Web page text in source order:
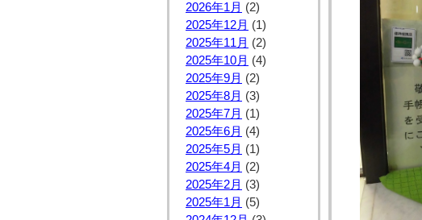
2026年1月 (2)
2025年12月 (1)
2025年11月 (2)
2025年10月 (4)
2025年9月 (2)
2025年8月 (3)
2025年7月 (1)
2025年6月 (4)
2025年5月 (1)
2025年4月 (2)
2025年2月 (3)
2025年1月 (5)